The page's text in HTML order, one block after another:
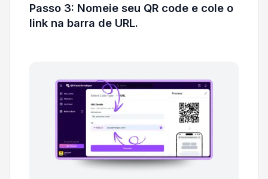
Passo 3: Nomeie seu QR code e cole o
link na barra de URL.